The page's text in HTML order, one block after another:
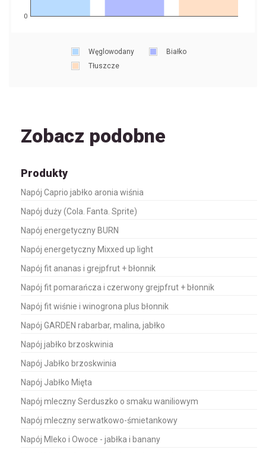
0
Węglowodany
Białko
Tłuszcze
Zobacz podobne
Produkty
Napój Caprio jabłko aronia wiśnia
Napój duży (Cola. Fanta. Sprite)
Napój energetyczny BURN
Napój energetyczny Mixxed up light
Napój fit ananas i grejpfrut + błonnik
Napój fit pomarańcza i czerwony grejpfrut + błonnik
Napój fit wiśnie i winogrona plus błonnik
Napój GARDEN rabarbar, malina, jabłko
Napój jabłko brzoskwinia
Napój Jabłko brzoskwinia
Napój Jabłko Mięta
Napój mleczny Serduszko o smaku waniliowym
Napój mleczny serwatkowo-śmietankowy
Napój Mleko i Owoce - jabłka i banany